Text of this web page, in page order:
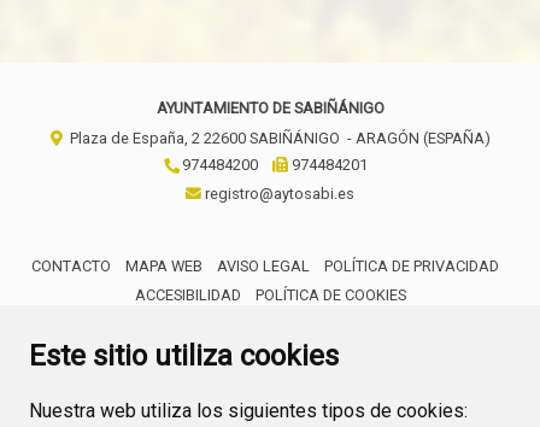
Este sitio utiliza cookies
Nuestra web utiliza los siguientes tipos de cookies:
AYUNTAMIENTO DE SABIÑÁNIGO
Plaza de España, 2 22600 SABIÑÁNIGO - ARAGÓN (ESPAÑA)
974484200
974484201
registro@aytosabi.es
CONTACTO MAPA WEB AVISO LEGAL
POLÍTICA DE PRIVACIDAD
ACCESIBILIDAD
POLÍTICA DE COOKIES